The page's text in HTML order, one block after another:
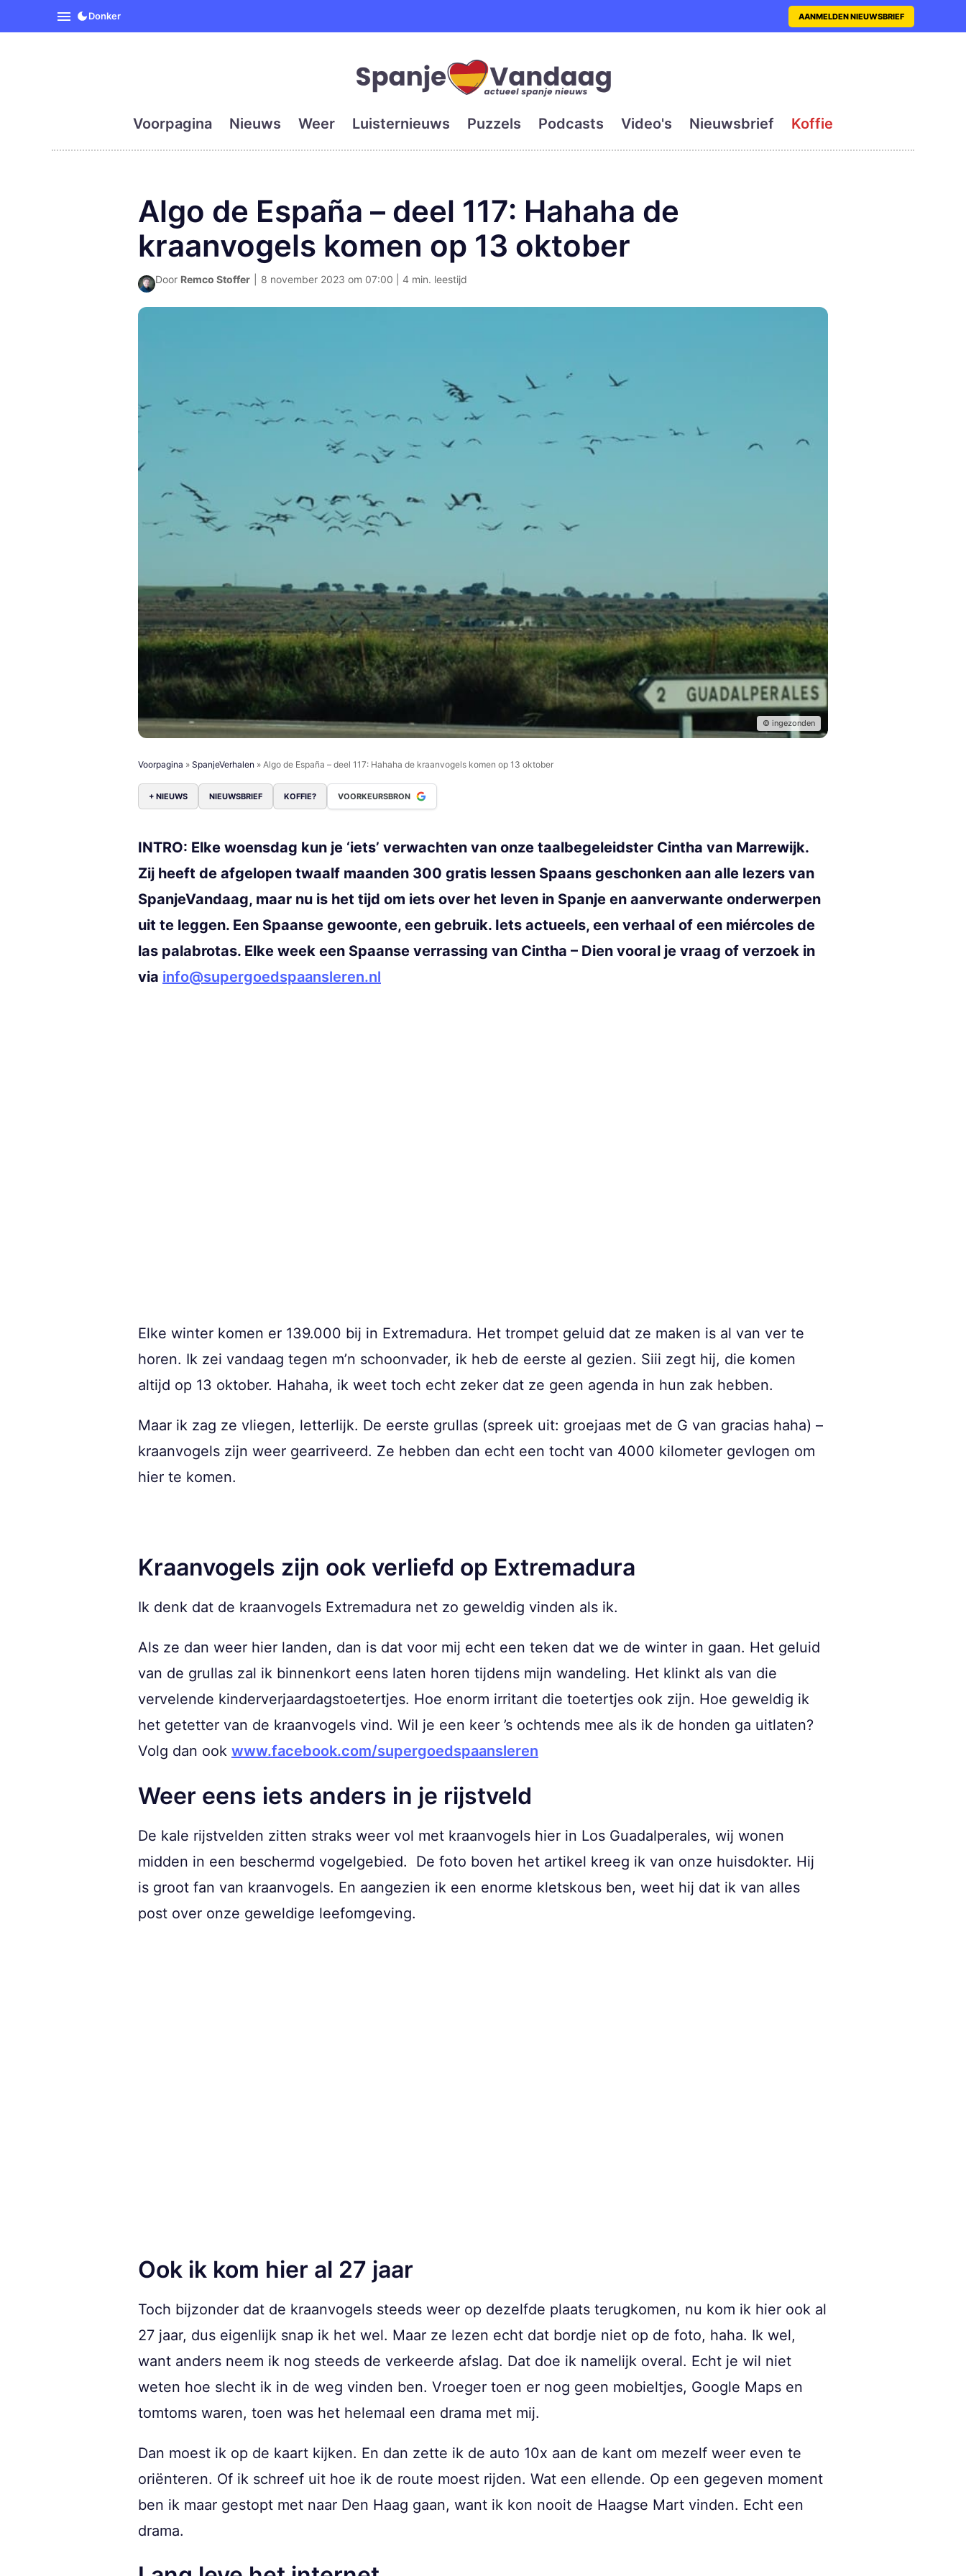
SpanjeVandaag is de eerste en grootste digitale krant met actueel en
Donker AANMELDEN NIEUWSBRIEF
Voorpagina Nieuws Weer Luisternieuws Puzzels Podcasts Video's Nieuwsbrief Koffie
Algo de España – deel 117: Hahaha de
kraanvogels komen op 13 oktober
Door Remco Stoffer 8 november 2023 om 07:00 | 4 min. leestijd
© ingezonden
Voorpagina » SpanjeVerhalen » Algo de España – deel 117: Hahaha de kraanvogels komen op 13 oktober
+ NIEUWS NIEUWSBRIEF KOFFIE? VOORKEURSBRON
INTRO: Elke woensdag kun je ‘iets’ verwachten van onze taalbegeleidster Cintha van Marrewijk.
Zij heeft de afgelopen twaalf maanden 300 gratis lessen Spaans geschonken aan alle lezers van
SpanjeVandaag, maar nu is het tijd om iets over het leven in Spanje en aanverwante onderwerpen
uit te leggen. Een Spaanse gewoonte, een gebruik. Iets actueels, een verhaal of een miércoles de
las palabrotas. Elke week een Spaanse verrassing van Cintha – Dien vooral je vraag of verzoek in
via info@supergoedspaansleren.nl
Elke winter komen er 139.000 bij in Extremadura. Het trompet geluid dat ze maken is al van ver te
horen. Ik zei vandaag tegen m’n schoonvader, ik heb de eerste al gezien. Siii zegt hij, die komen
altijd op 13 oktober. Hahaha, ik weet toch echt zeker dat ze geen agenda in hun zak hebben.
Maar ik zag ze vliegen, letterlijk. De eerste grullas (spreek uit: groejaas met de G van gracias haha) –
kraanvogels zijn weer gearriveerd. Ze hebben dan echt een tocht van 4000 kilometer gevlogen om
hier te komen.
Kraanvogels zijn ook verliefd op Extremadura
Ik denk dat de kraanvogels Extremadura net zo geweldig vinden als ik.
Als ze dan weer hier landen, dan is dat voor mij echt een teken dat we de winter in gaan. Het geluid
van de grullas zal ik binnenkort eens laten horen tijdens mijn wandeling. Het klinkt als van die
vervelende kinderverjaardagstoetertjes. Hoe enorm irritant die toetertjes ook zijn. Hoe geweldig ik
het getetter van de kraanvogels vind. Wil je een keer ’s ochtends mee als ik de honden ga uitlaten?
Volg dan ook www.facebook.com/supergoedspaansleren
Weer eens iets anders in je rijstveld
De kale rijstvelden zitten straks weer vol met kraanvogels hier in Los Guadalperales, wij wonen
midden in een beschermd vogelgebied. De foto boven het artikel kreeg ik van onze huisdokter. Hij
is groot fan van kraanvogels. En aangezien ik een enorme kletskous ben, weet hij dat ik van alles
post over onze geweldige leefomgeving.
Ook ik kom hier al 27 jaar
Toch bijzonder dat de kraanvogels steeds weer op dezelfde plaats terugkomen, nu kom ik hier ook al
27 jaar, dus eigenlijk snap ik het wel. Maar ze lezen echt dat bordje niet op de foto, haha. Ik wel,
want anders neem ik nog steeds de verkeerde afslag. Dat doe ik namelijk overal. Echt je wil niet
weten hoe slecht ik in de weg vinden ben. Vroeger toen er nog geen mobieltjes, Google Maps en
tomtoms waren, toen was het helemaal een drama met mij.
Dan moest ik op de kaart kijken. En dan zette ik de auto 10x aan de kant om mezelf weer even te
oriënteren. Of ik schreef uit hoe ik de route moest rijden. Wat een ellende. Op een gegeven moment
ben ik maar gestopt met naar Den Haag gaan, want ik kon nooit de Haagse Mart vinden. Echt een
drama.